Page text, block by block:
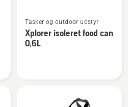
flere
detaljer
om
Tasker og outdoor udstyr
Xplorer isoleret food can
0,6L